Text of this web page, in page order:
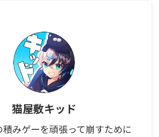
猫屋敷キッド
積みゲーを頑張って崩すために